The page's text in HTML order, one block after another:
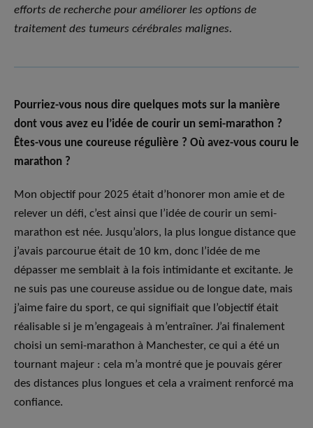
efforts de recherche pour améliorer les options de
traitement des tumeurs cérébrales malignes.
Pourriez-vous nous dire quelques mots sur la manière
dont vous avez eu l’idée de courir un semi-marathon ?
Êtes-vous une coureuse régulière ? Où avez-vous couru le
marathon ?
Mon objectif pour 2025 était d’honorer mon amie et de
relever un défi, c’est ainsi que l’idée de courir un semi-
marathon est née. Jusqu’alors, la plus longue distance que
j’avais parcourue était de 10 km, donc l’idée de me
dépasser me semblait à la fois intimidante et excitante. Je
ne suis pas une coureuse assidue ou de longue date, mais
j’aime faire du sport, ce qui signifiait que l’objectif était
réalisable si je m’engageais à m’entraîner. J’ai finalement
choisi un semi-marathon à Manchester, ce qui a été un
tournant majeur : cela m’a montré que je pouvais gérer
des distances plus longues et cela a vraiment renforcé ma
confiance.